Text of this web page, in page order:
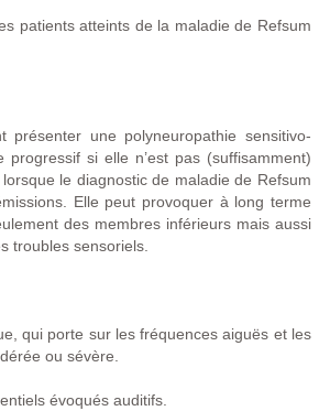
patients atteints de la maladie de Refsum
présenter une polyneuropathie sensitivo-
si elle n’est pas (suffisamment)
le diagnostic de maladie de Refsum
Elle peut provoquer à long terme
des membres inférieurs mais aussi
troubles sensoriels.
qui porte sur les fréquences aiguës et les
ou sévère.
évoqués auditifs.